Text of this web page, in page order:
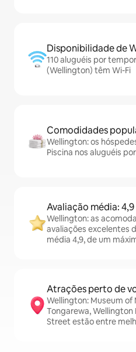
Disponibilidade de
110 aluguéis por
(Wellington) têm Wi-Fi
Comodidades
Wellington: os
Piscina nos aluguéis
Avaliação média: 4,9
Wellington: as
avaliações excelentes
média 4,9, de um
Atrações perto de
Wellington: Museum of
Tongarewa, Wellington
Street estão entre